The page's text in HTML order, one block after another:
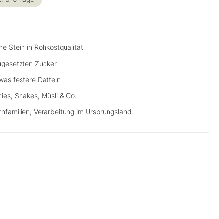
Stein in Rohkostqualität
Zucker
festere Datteln
Shakes, Müsli & Co.
Verarbeitung im Ursprungsland